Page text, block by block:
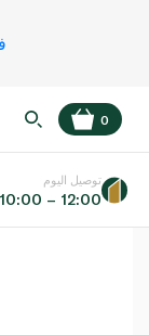
عر
0
توصيل اليوم
10:00 – 12:00